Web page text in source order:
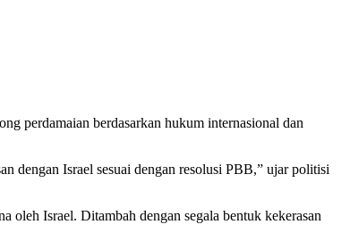
perdamaian berdasarkan hukum internasional dan
dengan Israel sesuai dengan resolusi PBB,” ujar politisi
Israel. Ditambah dengan segala bentuk kekerasan